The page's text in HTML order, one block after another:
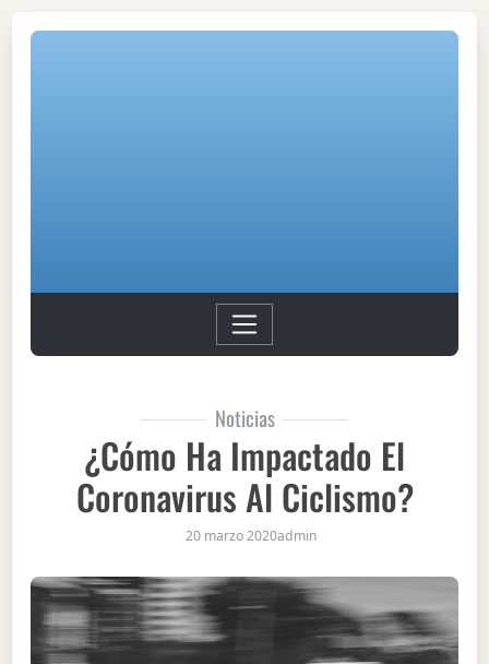
Noticias
¿Cómo Ha Impactado El
Coronavirus Al Ciclismo?
20 marzo 2020admin